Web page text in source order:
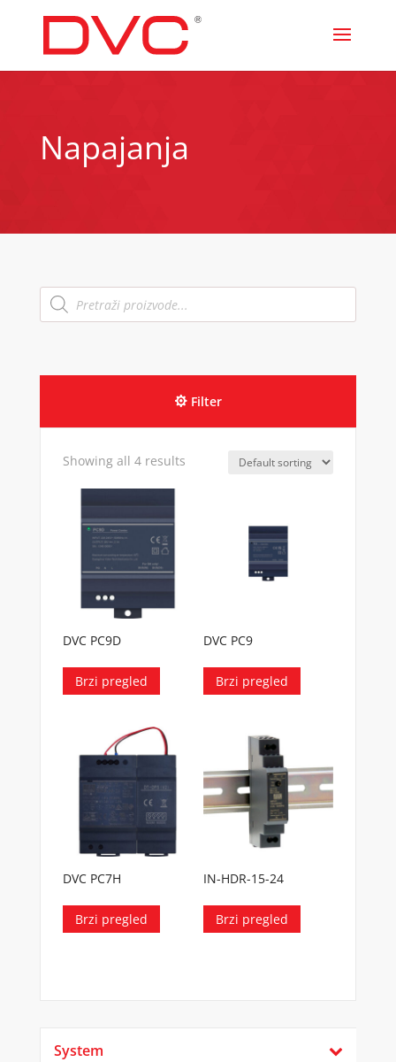
Napajanja
Products
search
Filter
Showing all 4 results
DVC PC9D
Brzi pregled
DVC PC9
Brzi pregled
DVC PC7H
Brzi pregled
IN-HDR-15-24
Brzi pregled
System